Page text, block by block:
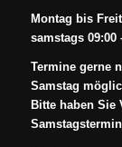
Montag bis
samstags 09:00
Termine gerne
Samstag
Bitte haben Sie